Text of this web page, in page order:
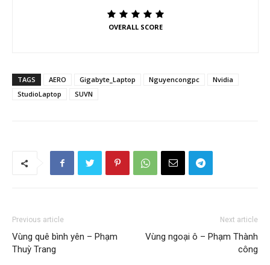
OVERALL SCORE
TAGS AERO Gigabyte_Laptop Nguyencongpc
Nvidia
StudioLaptop
SUVN
Previous article
Vùng quê bình yên – Phạm
Thuỳ Trang
Next article
Vùng ngoại ô – Phạm Thành
công